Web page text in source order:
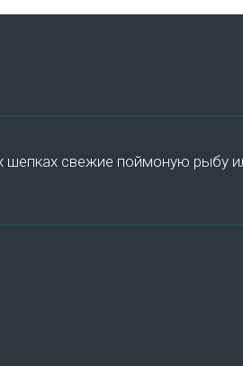
шепках свежие поймоную рыбу